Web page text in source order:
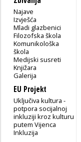
Najave
Izvješća
Mladi glazbenici
Filozofska škola
Komunikološka
škola
Medijski susreti
Knjižara
Galerija
EU Projekt
Uključiva kultura -
potpora socijalnoj
inkluziji kroz kulturu
putem Vijenca
Inkluzija